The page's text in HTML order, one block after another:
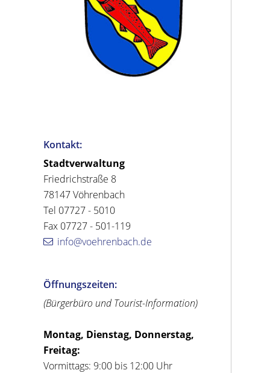
Kontakt:
Stadtverwaltung
Friedrichstraße 8
78147 Vöhrenbach
Tel 07727 - 5010
Fax 07727 - 501-119
info@voehrenbach.de
Öffnungszeiten:
(Bürgerbüro und Tourist-Information)
Montag, Dienstag, Donnerstag,
Freitag:
Vormittags: 9:00 bis 12:00 Uhr